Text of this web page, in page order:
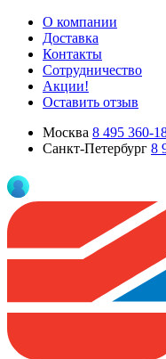
О компании
Доставка
Контакты
Сотрудничество
Акции!
Оставить отзыв
Москва 8 495 360-
Санкт-Петербург 8